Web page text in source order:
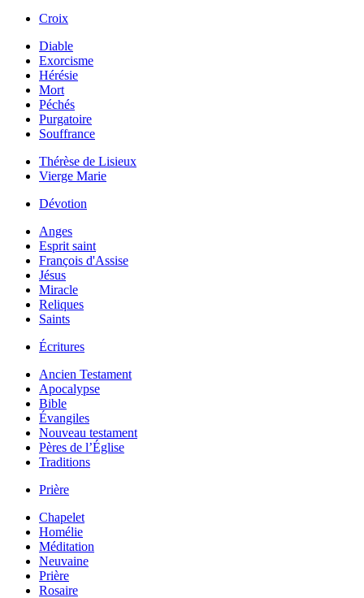
Croix
Diable
Exorcisme
Hérésie
Mort
Péchés
Purgatoire
Souffrance
Thérèse de Lisieux
Vierge Marie
Dévotion
Anges
Esprit saint
François d'Assise
Jésus
Miracle
Reliques
Saints
Écritures
Ancien Testament
Apocalypse
Bible
Évangiles
Nouveau testament
Pères de l’Église
Traditions
Prière
Chapelet
Homélie
Méditation
Neuvaine
Prière
Rosaire